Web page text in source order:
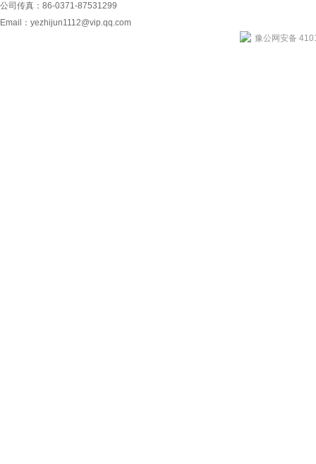
公司传真：86-0371-87531299
Email： yezhijun1112@vip.qq.com
豫公网安备